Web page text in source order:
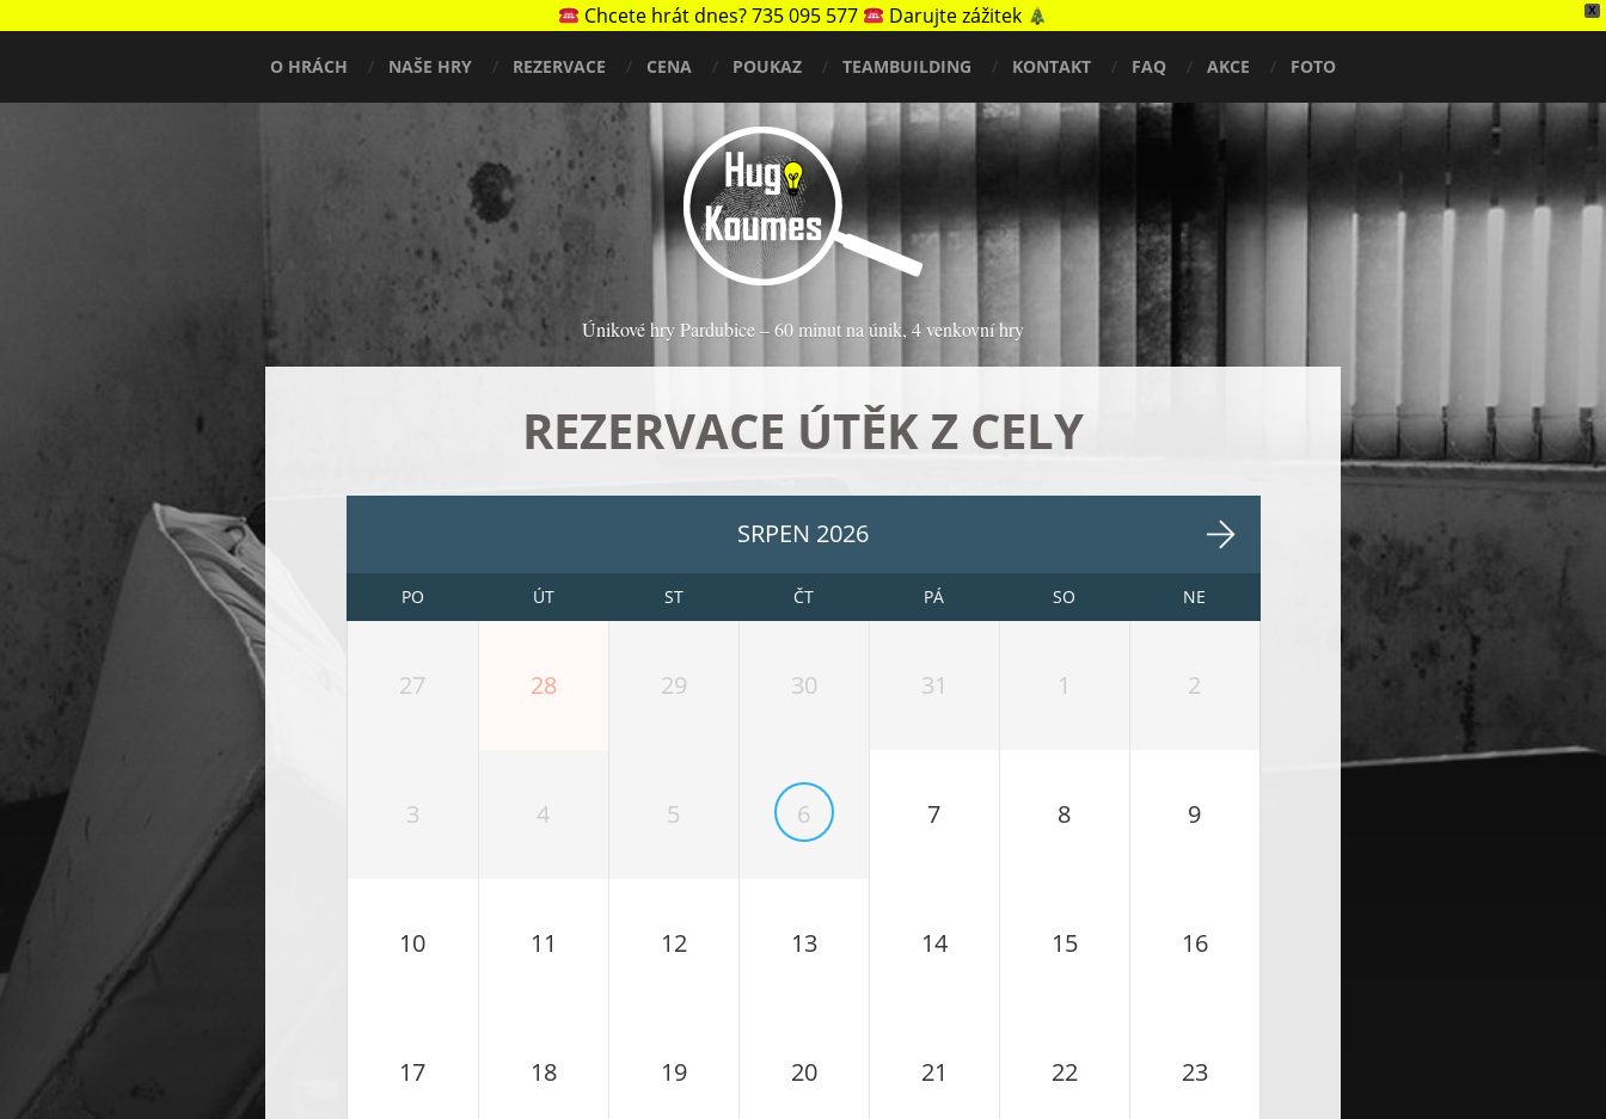
X
Chcete hrát dnes? 735 095 577 Darujte zážitek
O HRÁCH NAŠE HRY REZERVACE CENA POUKAZ TEAMBUILDING KONTAKT FAQ AKCE FOTO
Únikové hry Pardubice – 60 minut na únik, 4 venkovní hry
REZERVACE ÚTĚK Z CELY
SRPEN 2026
PO ÚT ST ČT PÁ SO NE
27 28 29 30 31 1 2
3 4 5 6 7 8 9
10 11 12 13 14 15 16
17 18 19 20 21 22 23